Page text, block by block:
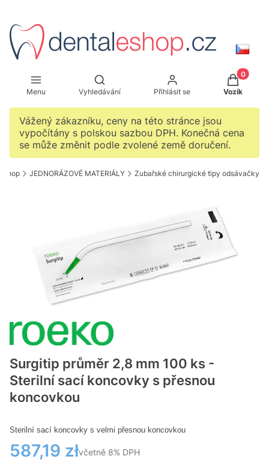
Menu
Otevřít vyhledávač
Vyhledávání Přihlásit se Vozík
Vážený zákazníku, ceny na této stránce jsou
vypočítány s polskou sazbou DPH. Konečná cena
se může změnit podle zvolené země doručení.
JEDNORÁZOVÉ MATERIÁLY Zubařské chirurgické tipy odsávačky
Surgitip průměr 2,8 mm 100 ks -
Sterilní sací koncovky s přesnou
koncovkou
Sterilní sací koncovky s velmi přesnou koncovkou
Cena
587,19 złvčetně 8% DPH
včetně 8% DPH